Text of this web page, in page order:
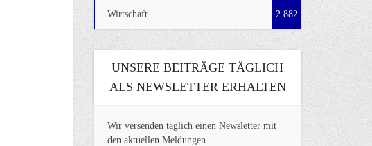
Wirtschaft 2.882
UNSERE BEITRÄGE TÄGLICH
ALS NEWSLETTER ERHALTEN
Wir versenden täglich einen Newsletter mit
den aktuellen Meldungen.